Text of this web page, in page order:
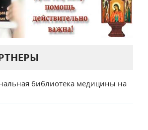
библиотека медицины на